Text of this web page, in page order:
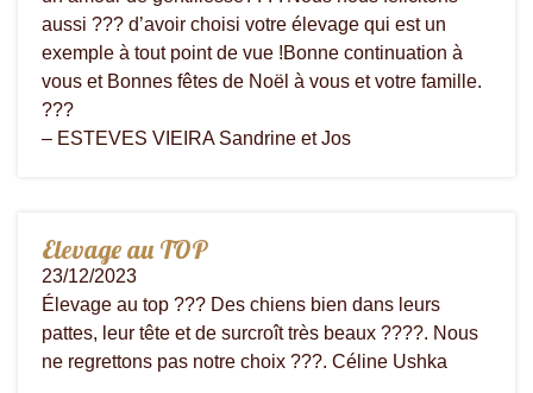
aussi ??? d’avoir choisi votre élevage qui est un
exemple à tout point de vue !Bonne continuation à
vous et Bonnes fêtes de Noël à vous et votre famille.
???
– ESTEVES VIEIRA Sandrine et Jos
Elevage au TOP
23/12/2023
Élevage au top ??? Des chiens bien dans leurs
pattes, leur tête et de surcroît très beaux ????. Nous
ne regrettons pas notre choix ???. Céline Ushka